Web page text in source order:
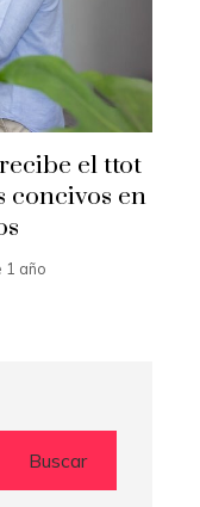
Estado Marco
El Salvador
Buscar